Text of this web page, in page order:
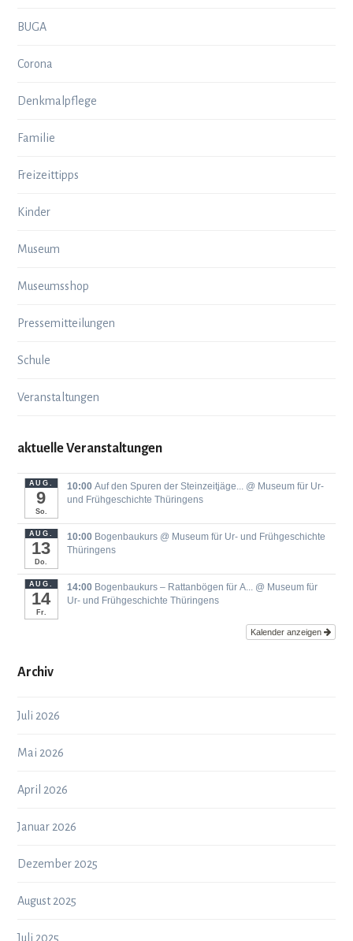
BUGA
Corona
Denkmalpflege
Familie
Freizeittipps
Kinder
Museum
Museumsshop
Pressemitteilungen
Schule
Veranstaltungen
aktuelle Veranstaltungen
AUG.
9
So.
10:00 Auf den Spuren der Steinzeitjäge... @ Museum für Ur-
und Frühgeschichte Thüringens
AUG.
13
Do.
10:00 Bogenbaukurs @ Museum für Ur- und Frühgeschichte
Thüringens
AUG.
14
Fr.
14:00 Bogenbaukurs ‒ Rattanbögen für A... @ Museum für
Ur- und Frühgeschichte Thüringens
Kalender anzeigen
Archiv
Juli 2026
Mai 2026
April 2026
Januar 2026
Dezember 2025
August 2025
Juli 2025